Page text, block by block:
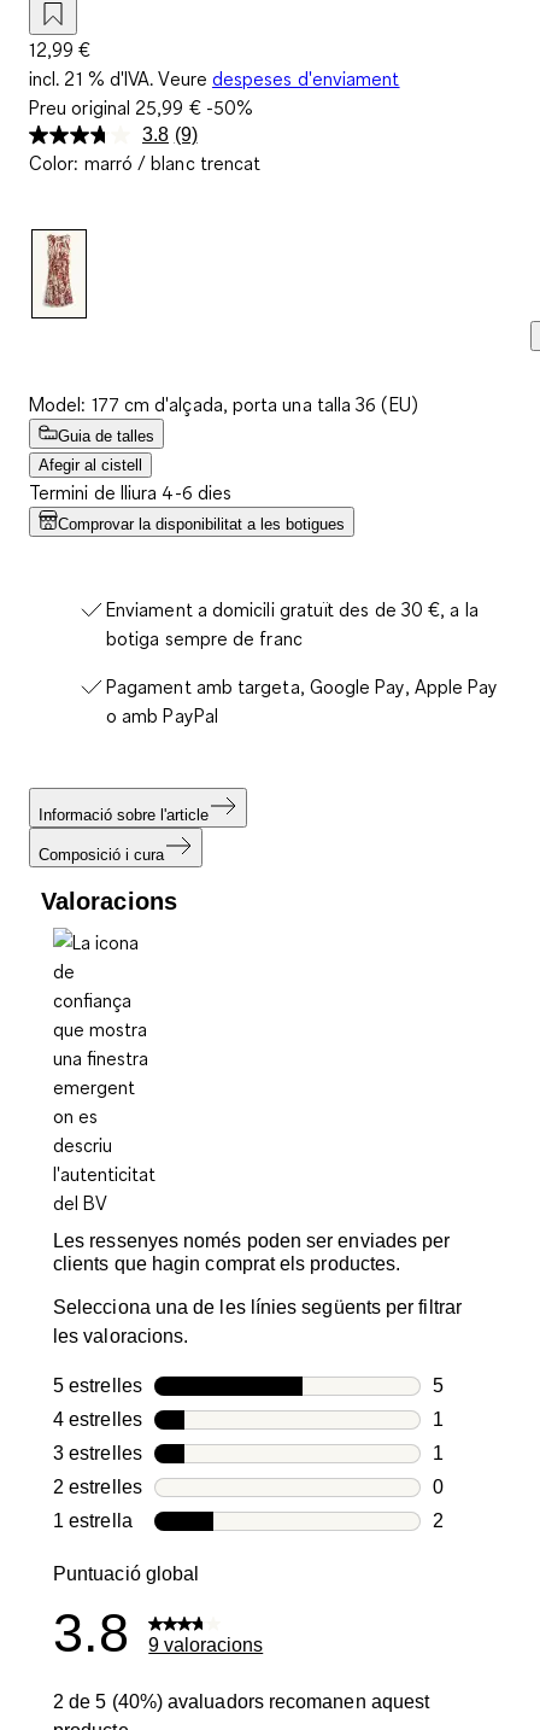
12,99 €
incl. 21 % d'IVA. Veure despeses d'enviament
Preu original 25,99 €-50%
3.8 Llegeix
9
(9)
Color: marró / blanc trencat
Model: 177 cm d'alçada, porta una talla 36 (EU)
Guia de talles
Afegir al cistell
Termini de lliura 4-6 dies
Comprovar la disponibilitat a les botigues
Enviament a domicili gratuït des de 30 €, a la
botiga sempre de franc
Pagament amb targeta, Google Pay, Apple Pay
o amb PayPal
Informació sobre l'article
Composició i cura
Valoracions
Les ressenyes només poden ser enviades per
clients que hagin comprat els productes.
Selecciona una de les línies següents per filtrar
les valoracions.
5 estrellesestrelles
5
5
4 estrellesestrelles
1
1 valoració
3 estrellesestrelles
1
1 valoració
2 estrellesestrelles
0
0
1 estrellaestrelles
2
Puntuació global
3.8 9 valoracions
2 de 5 (40%) avaluadors recomanen aquest